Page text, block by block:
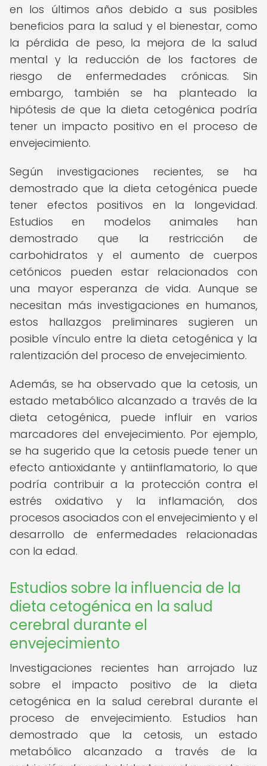
en los últimos años debido a sus posibles
beneficios para la salud y el bienestar, como
la pérdida de peso, la mejora de la salud
mental y la reducción de los factores de
riesgo de enfermedades crónicas. Sin
embargo, también se ha planteado la
hipótesis de que la dieta cetogénica podría
tener un impacto positivo en el proceso de
envejecimiento.
Según investigaciones recientes, se ha
demostrado que la dieta cetogénica puede
tener efectos positivos en la longevidad.
Estudios en modelos animales han
demostrado que la restricción de
carbohidratos y el aumento de cuerpos
cetónicos pueden estar relacionados con
una mayor esperanza de vida. Aunque se
necesitan más investigaciones en humanos,
estos hallazgos preliminares sugieren un
posible vínculo entre la dieta cetogénica y la
ralentización del proceso de envejecimiento.
Además, se ha observado que la cetosis, un
estado metabólico alcanzado a través de la
dieta cetogénica, puede influir en varios
marcadores del envejecimiento. Por ejemplo,
se ha sugerido que la cetosis puede tener un
efecto antioxidante y antiinflamatorio, lo que
podría contribuir a la protección contra el
estrés oxidativo y la inflamación, dos
procesos asociados con el envejecimiento y el
desarrollo de enfermedades relacionadas
con la edad.
Estudios sobre la influencia de la
dieta cetogénica en la salud
cerebral durante el
envejecimiento
Investigaciones recientes han arrojado luz
sobre el impacto positivo de la dieta
cetogénica en la salud cerebral durante el
proceso de envejecimiento. Estudios han
demostrado que la cetosis, un estado
metabólico alcanzado a través de la